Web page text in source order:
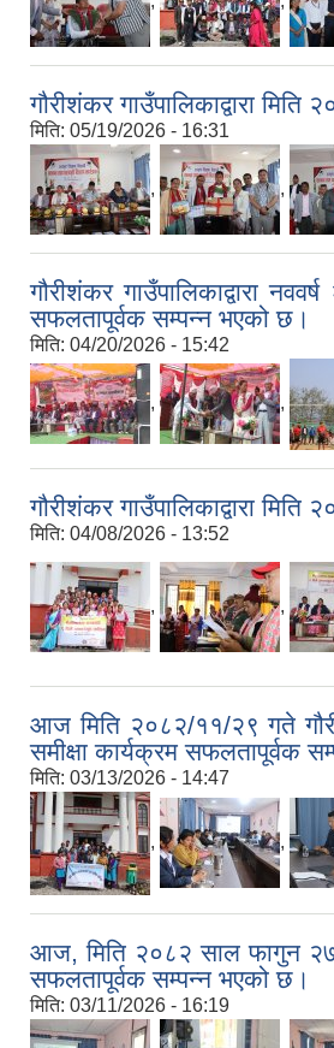
गौरीशंकर गाउँपालिकाद्वारा
मिति: 05/19/2026 - 16:31
, ,
गौरीशंकर गाउँपालिकाद्वारा
सफलतापूर्वक सम्पन्न भएको छ।
मिति: 04/20/2026 - 15:42
, ,
गौरीशंकर गाउँपालिकाद्वारा
मिति: 04/08/2026 - 13:52
, ,
आज मिति २०८२/११/२९ गते
समीक्षा कार्यक्रम सफलतापूर्वक
मिति: 03/13/2026 - 14:47
, ,
आज, मिति २०८२ साल फागुन २७
सफलतापूर्वक सम्पन्न भएको छ।
मिति: 03/11/2026 - 16:19